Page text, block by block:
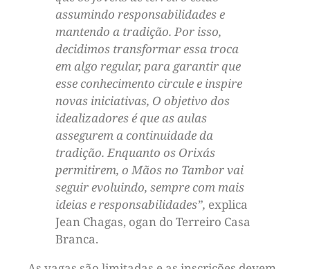
assumindo responsabilidades e
mantendo a tradição. Por isso,
decidimos transformar essa troca
em algo regular, para garantir que
esse conhecimento circule e inspire
novas iniciativas, O objetivo dos
idealizadores é que as aulas
assegurem a continuidade da
tradição. Enquanto os Orixás
permitirem, o Mãos no Tambor vai
seguir evoluindo, sempre com mais
ideias e responsabilidades”, explica
Jean Chagas, ogan do Terreiro Casa
Branca.